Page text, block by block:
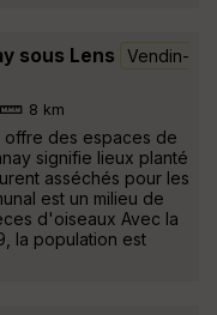
sous Lens
Vendin-
8 km
offre des espaces de
signifie lieux planté
asséchés pour les
est un milieu de
d'oiseaux Avec la
la population est